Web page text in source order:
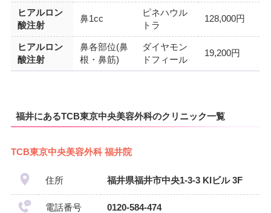
ヒアルロン
酸注射
鼻1cc
ピネハウル
トラ
128,000円
ヒアルロン
酸注射
鼻各部位(鼻
根・鼻筋)
ダイヤモン
ドフィール
19,200円
福井にあるTCB東京中央美容外科のクリニック一覧
TCB東京中央美容外科 福井院
住所 福井県福井市中央1-3-3 KIビル 3F
電話番号 0120-584-474